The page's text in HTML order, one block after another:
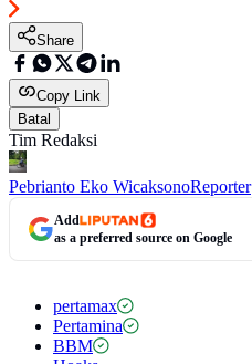
Share
Copy Link
Batal
Tim Redaksi
Pebrianto Eko WicaksonoReporter
Add
as a preferred source on Google
pertamax
Pertamina
BBM